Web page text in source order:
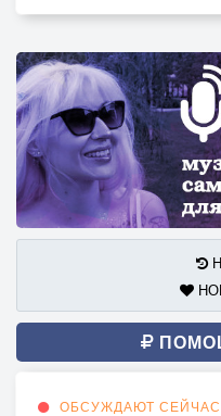
ОБСУЖДАЮТ СЕЙЧАС